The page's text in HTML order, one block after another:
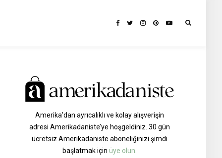
Amerika’dan ayrıcalıklı ve kolay alışverişin
adresi Amerikadaniste’ye hoşgeldiniz. 30 gün
ücretsiz Amerikadaniste aboneliğinizi şimdi
başlatmak için üye olun.